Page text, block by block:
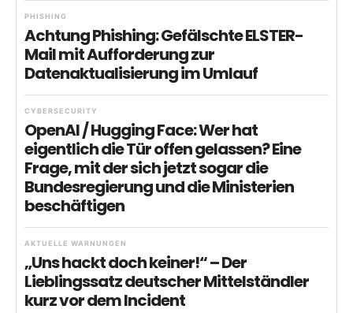
PHISHING
Achtung Phishing: Gefälschte ELSTER-
Mail mit Aufforderung zur
Datenaktualisierung im Umlauf
CYBERSECURITY
OpenAI / Hugging Face: Wer hat
eigentlich die Tür offen gelassen? Eine
Frage, mit der sich jetzt sogar die
Bundesregierung und die Ministerien
beschäftigen
AKTUELLE WARNUNGEN
„Uns hackt doch keiner!“ – Der
Lieblingssatz deutscher Mittelständler
kurz vor dem Incident